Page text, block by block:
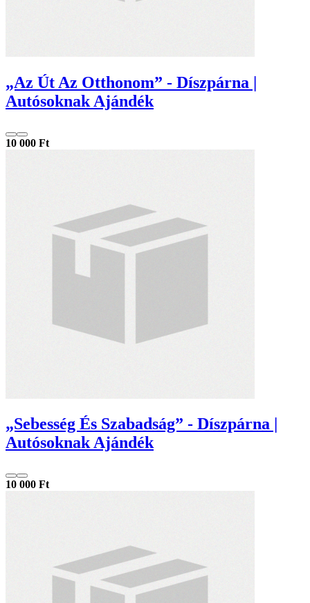
„Az Út Az Otthonom” - Díszpárna |
Autósoknak Ajándék
10 000 Ft
„Sebesség És Szabadság” - Díszpárna |
Autósoknak Ajándék
10 000 Ft